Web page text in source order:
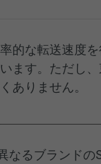
的な転送速度
ます。ただし
ありません。
なるブランドの